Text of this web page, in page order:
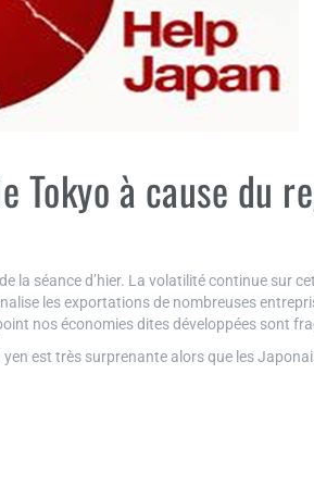
Tokyo à cause du
la séance d’hier. La volatilité continue sur
les exportations de nombreuses
nos économies dites développées sont
est très surprenante alors que les